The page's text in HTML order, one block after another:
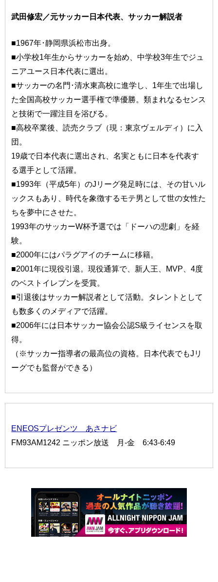
武田修宏／元サッカー日本代表、サッカー解説者
■1967年･静岡県浜松市出身。
■小学校1年生からサッカーを始め、中学校3年生でジュ
ニアユース日本代表に選出。
■サッカーの名門･清水東高校に進学し、1年生で出場し
た全国高校サッカー選手権で準優勝。類まれなるセンス
と技術で一躍注目を浴びる。
■高校卒業後、読売クラブ（現：東京ヴェルディ）に入
団。
19歳で日本代表に選出され、名実ともに日本を代表す
る選手として活躍。
■1993年（平成5年）のJリーグ発足時には、その甘いル
ックスもあり、時代を象徴するモテ男として世の女性た
ちを夢中にさせた。
1993年のサッカーW杯予選では「ドーハの悲劇」を経
験。
■2000年にはパラグアイのチームに移籍。
■2001年に現役引退。現役通算で、新人王、MVP、4度
のベストイレブンを受賞。
■引退後はサッカー解説者として活動。タレントとして
も数多くのメディアで活躍。
■2006年には日本サッカー協会公認S級ライセンスを取
得。
（※サッカー指導者の最高位の資格。日本代表でもJリ
ーグでも監督ができる）
ENEOSプレゼンツ あさナビ
FM93AM1242 ニッポン放送 月-金 6:43-6:49